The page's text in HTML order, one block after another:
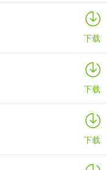
下载
下载
下载